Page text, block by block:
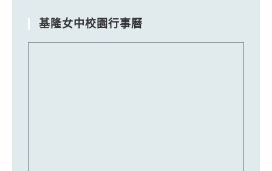
基隆女中校園行事曆